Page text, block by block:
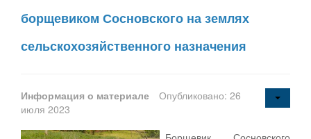
борщевиком Сосновского на землях
сельскохозяйственного назначения
Информация о материале
Опубликовано: 26
июля 2023